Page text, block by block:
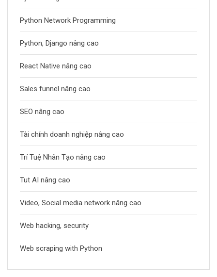
Python Network Programming
Python, Django nâng cao
React Native nâng cao
Sales funnel nâng cao
SEO nâng cao
Tài chính doanh nghiệp nâng cao
Trí Tuệ Nhân Tạo nâng cao
Tut AI nâng cao
Video, Social media network nâng cao
Web hacking, security
Web scraping with Python